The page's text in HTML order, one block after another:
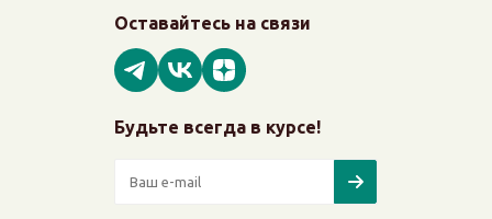
Оставайтесь на связи
Будьте всегда в курсе!